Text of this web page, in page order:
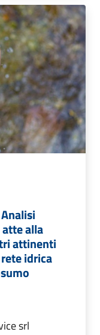
alla
attinenti
idrica
srl